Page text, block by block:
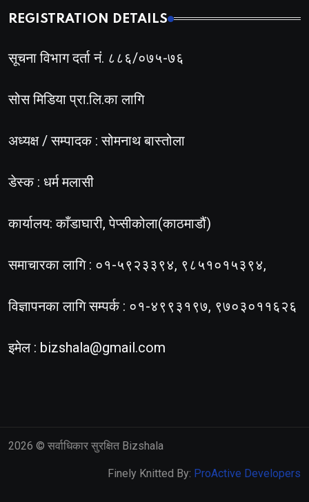
REGISTRATION DETAILS
सूचना विभाग दर्ता नं. ८८६/०७५-७६
सोस मिडिया प्रा.लि.का लागि
अध्यक्ष / सम्पादक : सोमनाथ बास्तोला
डेस्क : धर्म मलासी
कार्यालय: काँडाघारी, पेप्सीकोला(काठमाडौं)
समाचारका लागि : ०१-५९२३३९४, ९८५१०१५३९४,
विज्ञापनका लागि सम्पर्क : ०१-४९९३१९७, ९७०३०११६२६
इमेल : bizshala@gmail.com
2026 © सर्वाधिकार सुरक्षित Bizshala
Finely Knitted By: ProActive Developers